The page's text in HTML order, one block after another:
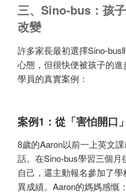
三、Sino-bus：孩
改變
許多家長最初選擇Sino-
心態，但很快便被孩子的
學員的真實案例：
案例1：從「害怕開口
8歲的Aaron以前一上英文
話。在Sino-bus學習三個
自己，還主動報名參加了
異成績。Aaron的媽媽感慨